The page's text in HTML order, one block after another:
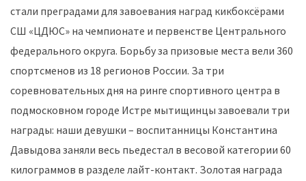
стали преградами для завоевания наград кикбоксёрами
СШ «ЦДЮС» на чемпионате и первенстве Центрального
федерального округа. Борьбу за призовые места вели 360
спортсменов из 18 регионов России. За три
соревновательных дня на ринге спортивного центра в
подмосковном городе Истре мытищинцы завоевали три
награды: наши девушки – воспитанницы Константина
Давыдова заняли весь пьедестал в весовой категории 60
килограммов в разделе лайт-контакт. Золотая награда